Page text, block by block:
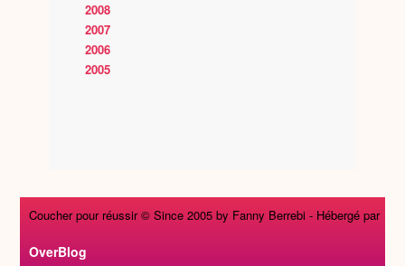
2008
2007
2006
2005
Coucher pour réussir © Since 2005 by Fanny Berrebi - Hébergé par
OverBlog